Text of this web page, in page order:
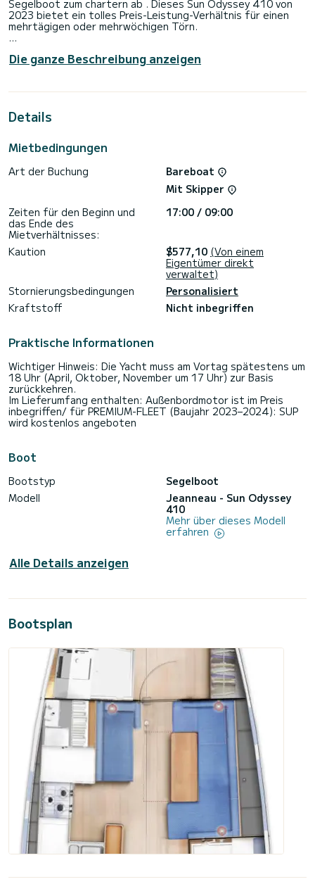
Segelboot zum chartern ab . Dieses Sun Odyssey 410 von
2023 bietet ein tolles Preis-Leistung-Verhältnis für einen
mehrtägigen oder mehrwöchigen Törn.
Segelboot mit 12 Metern Länge verbringen? Sie können mit
bis zu 8 Personen an Bord kommen und die 3 komfortablen
Dusche
Rollgenua ausgestattet. Es ist unter anderem mit folgender
Bugstrahlruder, Außenlautsprecher, USB-Steckdose,
Um Informationen anzufragen oder eine Buchung, klicken Sie
bitte auf den Button "Angebot anfordern". Ein Mitarbeiter
von SamBoat schickt Ihnen ein persönliches Angebot zu
Die ganze Beschreibung anzeigen
Details
Mietbedingungen
Art der Buchung
Bareboat
Mit Skipper
Zeiten für den Beginn und
das Ende des
Mietverhältnisses:
17:00 / 09:00
Kaution $577,10 (Von einem
Eigentümer direkt
verwaltet)
Stornierungsbedingungen
Personalisiert
Kraftstoff
Nicht inbegriffen
Praktische Informationen
Wichtiger Hinweis: Die Yacht muss am Vortag spätestens um
18 Uhr (April, Oktober, November um 17 Uhr) zur Basis
zurückkehren.
Im Lieferumfang enthalten: Außenbordmotor ist im Preis
inbegriffen/ für PREMIUM-FLEET (Baujahr 2023–2024): SUP
wird kostenlos angeboten
Boot
Bootstyp
Segelboot
Modell
Jeanneau - Sun Odyssey
410
Mehr über dieses Modell
erfahren
Alle Details anzeigen
Bootsplan